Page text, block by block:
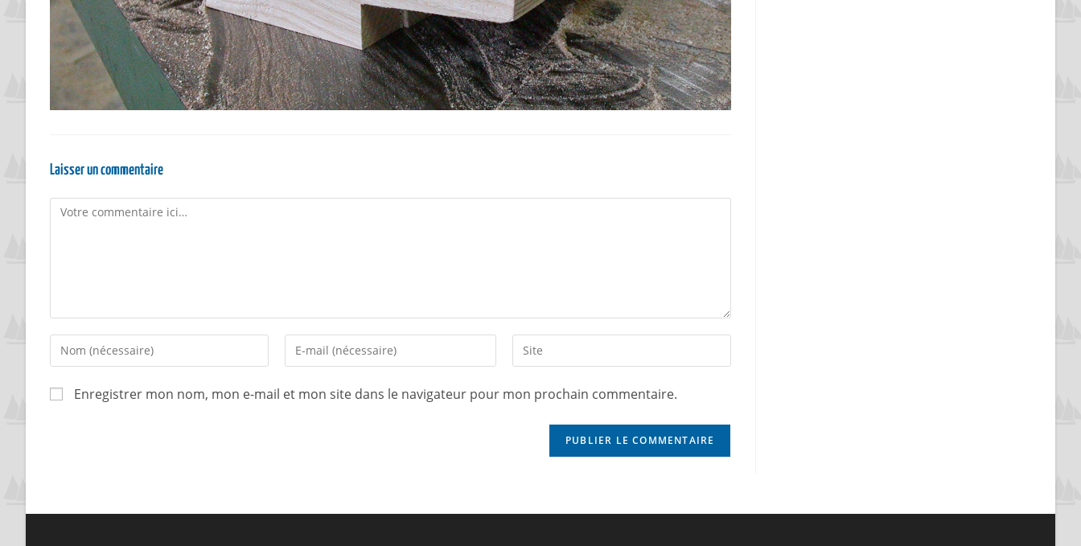
Laisser un commentaire
Enregistrer mon nom, mon e-mail et mon site dans le navigateur pour mon prochain commentaire.